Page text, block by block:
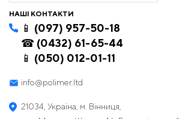
НАШІ КОНТАКТИ
📱 (097) 957-50-18
☎ (0432) 61-65-44
📱 (050) 012-01-11
info@polimer.ltd
21034, Україна, м. Вінниця,